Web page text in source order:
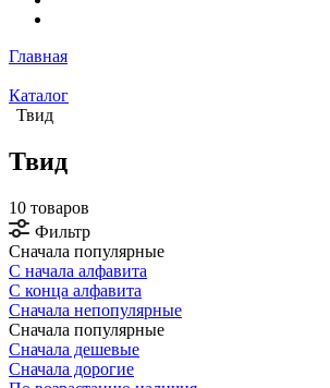
Главная
Каталог
Твид
Твид
10 товаров
Фильтр
Сначала популярные
С начала алфавита
С конца алфавита
Сначала непопулярные
Сначала популярные
Сначала дешевые
Сначала дорогие